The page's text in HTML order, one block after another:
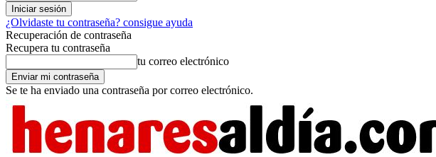
¿Olvidaste tu contraseña? consigue ayuda
Recuperación de contraseña
Recupera tu contraseña
tu correo electrónico
Se te ha enviado una contraseña por correo electrónico.